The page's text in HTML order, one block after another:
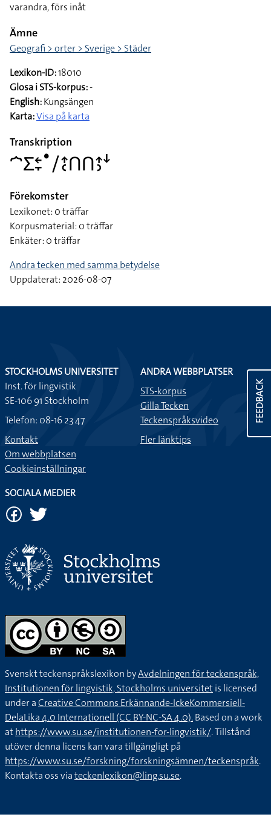
varandra, förs inåt
Ämne
Geografi > orter > Sverige > Städer
Lexikon-ID:18010
Glosa i STS-korpus:-
English:Kungsängen
Karta:Visa på karta
Transkription
􌤀􌤥􌥓􌥙􌤟􌥠􌤴􌥗􌤽􌤽􌤴􌤶􌦄
Förekomster
Lexikonet: 0 träffar
Korpusmaterial: 0 träffar
Enkäter: 0 träffar
Andra tecken med samma betydelse
Uppdaterat: 2026-08-07
FEEDBACK
STOCKHOLMS UNIVERSITET
Inst. för lingvistik
SE-106 91 Stockholm
Telefon: 08-16 23 47
Kontakt
Om webbplatsen
Cookieinställningar
ANDRA WEBBPLATSER
STS-korpus
Gilla Tecken
Teckenspråksvideo
Fler länktips
SOCIALA MEDIER
Svenskt teckenspråkslexikon byAvdelningen för teckenspråk,
Institutionen för lingvistik, Stockholms universitetis licensed
under aCreative Commons Erkännande-IckeKommersiell-
DelaLika 4.0 Internationell (CC BY-NC-SA 4.0).Based on a work
athttps://www.su.se/institutionen-for-lingvistik/. Tillstånd
utöver denna licens kan vara tillgängligt på
https://www.su.se/forskning/forskningsämnen/teckenspråk.
Kontakta oss viateckenlexikon@ling.su.se.